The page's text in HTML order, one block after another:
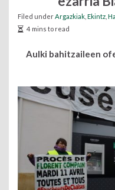
Filed underArgazkiak Ekintz
4 mins to read
Aulki bahitzaileen